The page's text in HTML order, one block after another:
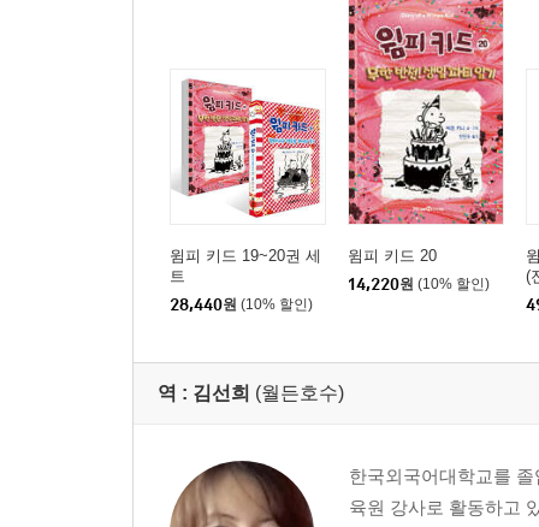
윔피 키드 19~20권 세
트
28,440원 (10% 할인)
윔피 키드 20
14,220원 (10% 할인)
(
역 : 김선희 (월든호수)
한국외국어대학교를
육원 강사로 활동하고